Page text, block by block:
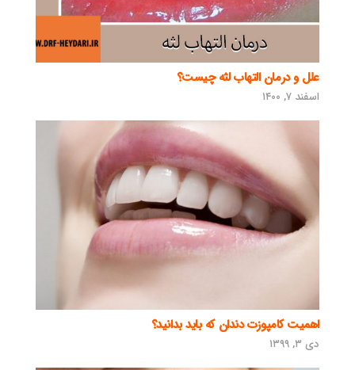
علل و درمان التهاب لثه چیست؟
اسفند ۷, ۱۴۰۰
اهمیت کامپوزت دندان که باید بدانید؟
دی ۳, ۱۳۹۹